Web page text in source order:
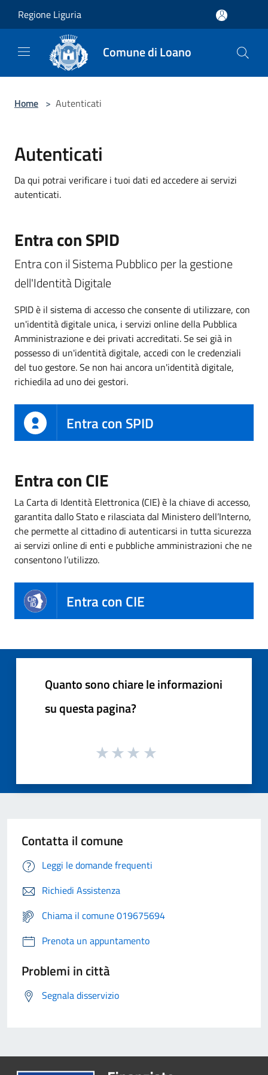
Regione Liguria
Comune di Loano
Home > Autenticati
Autenticati
Da qui potrai verificare i tuoi dati ed accedere ai servizi
autenticati.
Entra con SPID
Entra con il Sistema Pubblico per la gestione
dell'Identità Digitale
SPID è il sistema di accesso che consente di utilizzare, con
un'identità digitale unica, i servizi online della Pubblica
Amministrazione e dei privati accreditati. Se sei già in
possesso di un'identità digitale, accedi con le credenziali
del tuo gestore. Se non hai ancora un'identità digitale,
richiedila ad uno dei gestori.
Entra con SPID
Entra con CIE
La Carta di Identità Elettronica (CIE) è la chiave di accesso,
garantita dallo Stato e rilasciata dal Ministero dell’Interno,
che permette al cittadino di autenticarsi in tutta sicurezza
ai servizi online di enti e pubbliche amministrazioni che ne
consentono l’utilizzo.
Entra con CIE
Quanto sono chiare le informazioni
su questa pagina?
Contatta il comune
Leggi le domande frequenti
Richiedi Assistenza
Chiama il comune 019675694
Prenota un appuntamento
Problemi in città
Segnala disservizio